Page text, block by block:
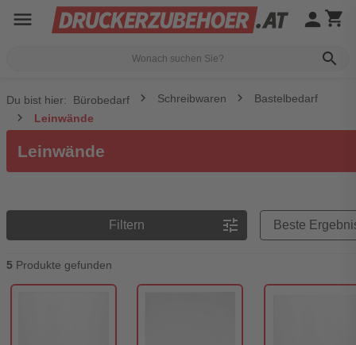
menu
search
person shopping_cart
Du bist hier: Bürobedarf Schreibwaren
Bastelbedarf
Leinwände
Leinwände
Filtern tune
5 Produkte gefunden